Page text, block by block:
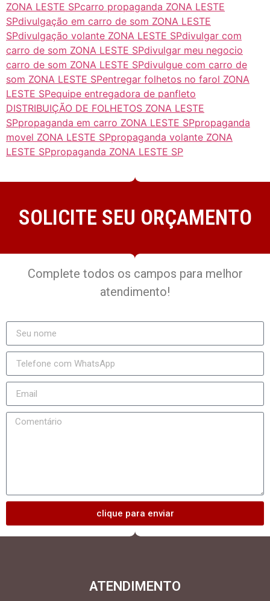
ZONA LESTE SPcarro propaganda ZONA LESTE
SPdivulgação em carro de som ZONA LESTE
SPdivulgação volante ZONA LESTE SPdivulgar com
carro de som ZONA LESTE SPdivulgar meu negocio
carro de som ZONA LESTE SPdivulgue com carro de
som ZONA LESTE SPentregar folhetos no farol ZONA
LESTE SPequipe entregadora de panfleto
DISTRIBUIÇÃO DE FOLHETOS ZONA LESTE
SPpropaganda em carro ZONA LESTE SPpropaganda
movel ZONA LESTE SPpropaganda volante ZONA
LESTE SPpropaganda ZONA LESTE SP
SOLICITE SEU ORÇAMENTO
Complete todos os campos para melhor
atendimento!
clique para enviar
ATENDIMENTO